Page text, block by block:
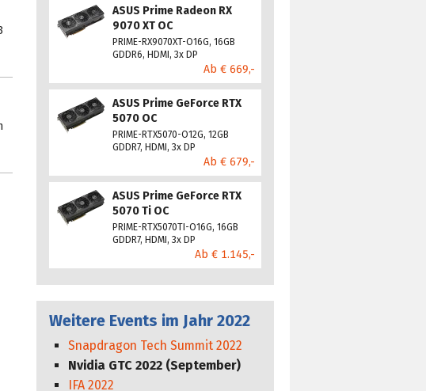
ASUS Prime Radeon RX
9070 XT OC
PRIME-RX9070XT-O16G, 16GB
GDDR6, HDMI, 3x DP
Ab € 669,-
ASUS Prime GeForce RTX
5070 OC
PRIME-RTX5070-O12G, 12GB
GDDR7, HDMI, 3x DP
Ab € 679,-
ASUS Prime GeForce RTX
5070 Ti OC
PRIME-RTX5070TI-O16G, 16GB
GDDR7, HDMI, 3x DP
Ab € 1.145,-
Weitere Events im Jahr 2022
Snapdragon Tech Summit 2022
Nvidia GTC 2022 (September)
IFA 2022